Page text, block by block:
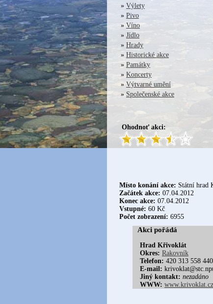
» Výlety
» Pivo
» Víno
» Jídlo
» Hrady
» Historické akce
» Památky
» Koncerty
» Výtvarné umění
» Společenské akce
Ohodnoť akci:
Místo konání akce: Státní hrad
Začátek akce: 07.04.2012
Konec akce: 07.04.2012
Vstupné: 60 Kč
Počet zobrazení: 6955
Akci pořádá
Hrad Křivoklát
Okres: Rakovník
Telefon: 420 313 558 440
E-mail:
Jiný kontakt: nezadáno
WWW: www.krivoklat.cz